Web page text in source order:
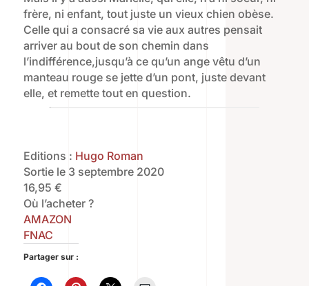
frère, ni enfant, tout juste un vieux chien obèse.
Celle qui a consacré sa vie aux autres pensait
arriver au bout de son chemin dans
l’indifférence,jusqu’à ce qu’un ange vêtu d’un
manteau rouge se jette d’un pont, juste devant
elle, et remette tout en question.
Editions : Hugo Roman
Sortie le 3 septembre 2020
16,95 €
Où l’acheter ?
AMAZON
FNAC
Partager sur :